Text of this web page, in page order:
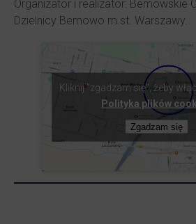
Organizator i realizator: Bemowskie
Dzielnicy Bemowo m.st. Warszawy.
Kliknij "zgadzam się", żeby
Polityka plików
Zgadzam się